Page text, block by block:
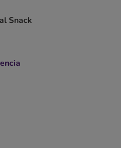
Snack